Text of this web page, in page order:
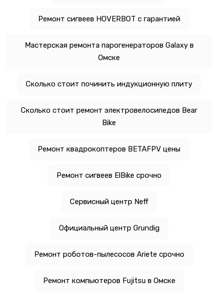
Ремонт сигвеев HOVERBOT с гарантией
Мастерская ремонта парогенераторов Galaxy в
Омске
Сколько стоит починить индукционную плиту
Сколько стоит ремонт электровелосипедов Bear
Bike
Ремонт квадрокоптеров BETAFPV цены
Ремонт сигвеев ElBike срочно
Сервисный центр Neff
Официальный центр Grundig
Ремонт роботов-пылесосов Ariete срочно
Ремонт компьютеров Fujitsu в Омске